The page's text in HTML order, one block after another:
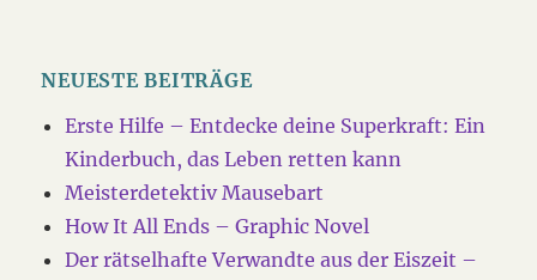
NEUESTE BEITRÄGE
Erste Hilfe – Entdecke deine Superkraft: Ein
Kinderbuch, das Leben retten kann
Meisterdetektiv Mausebart
How It All Ends – Graphic Novel
Der rätselhafte Verwandte aus der Eiszeit –